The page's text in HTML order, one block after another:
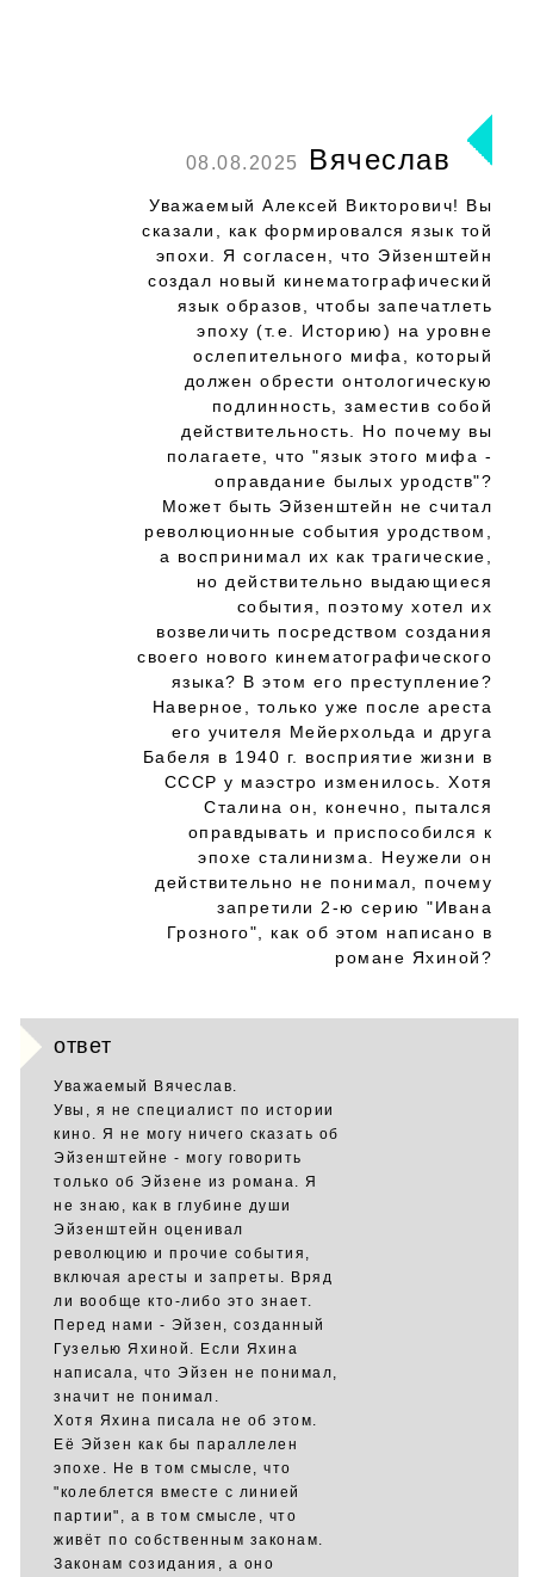
08.08.2025 Вячеслав
Уважаемый Алексей Викторович! Вы
сказали, как формировался язык той
эпохи. Я согласен, что Эйзенштейн
создал новый кинематографический
язык образов, чтобы запечатлеть
эпоху (т.е. Историю) на уровне
ослепительного мифа, который
должен обрести онтологическую
подлинность, заместив собой
действительность. Но почему вы
полагаете, что "язык этого мифа -
оправдание былых уродств"?
Может быть Эйзенштейн не считал
революционные события уродством,
а воспринимал их как трагические,
но действительно выдающиеся
события, поэтому хотел их
возвеличить посредством создания
своего нового кинематографического
языка? В этом его преступление?
Наверное, только уже после ареста
его учителя Мейерхольда и друга
Бабеля в 1940 г. восприятие жизни в
СССР у маэстро изменилось. Хотя
Сталина он, конечно, пытался
оправдывать и приспособился к
эпохе сталинизма. Неужели он
действительно не понимал, почему
запретили 2-ю серию "Ивана
Грозного", как об этом написано в
романе Яхиной?
ответ
Уважаемый Вячеслав.
Увы, я не специалист по истории
кино. Я не могу ничего сказать об
Эйзенштейне - могу говорить
только об Эйзене из романа. Я
не знаю, как в глубине души
Эйзенштейн оценивал
революцию и прочие события,
включая аресты и запреты. Вряд
ли вообще кто-либо это знает.
Перед нами - Эйзен, созданный
Гузелью Яхиной. Если Яхина
написала, что Эйзен не понимал,
значит не понимал.
Хотя Яхина писала не об этом.
Её Эйзен как бы параллелен
эпохе. Не в том смысле, что
"колеблется вместе с линией
партии", а в том смысле, что
живёт по собственным законам.
Законам созидания, а оно